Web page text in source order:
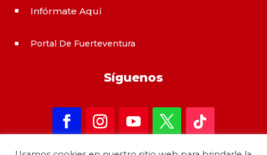
^ Infórmate Aquí
^ Portal De Fuerteventura
Síguenos